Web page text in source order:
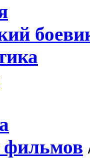
фильмов